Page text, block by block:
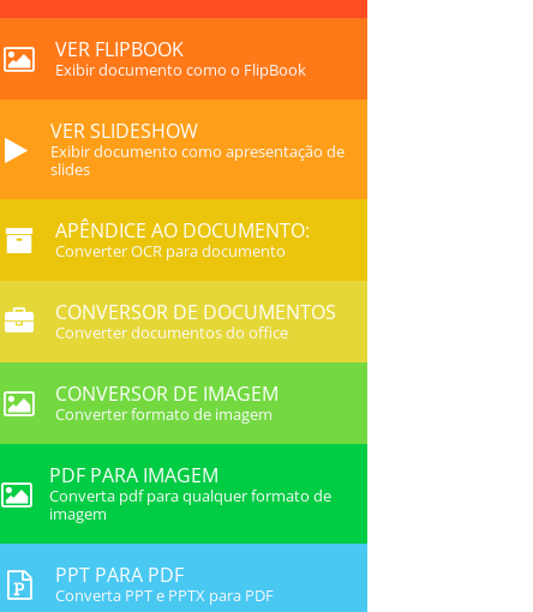
VER FLIPBOOK
Exibir documento como o FlipBook
VER SLIDESHOW
Exibir documento como apresentação de
slides
APÊNDICE AO DOCUMENTO:
Converter OCR para documento
CONVERSOR DE DOCUMENTOS
Converter documentos do office
CONVERSOR DE IMAGEM
Converter formato de imagem
PDF PARA IMAGEM
Converta pdf para qualquer formato de
imagem
PPT PARA PDF
Converta PPT e PPTX para PDF